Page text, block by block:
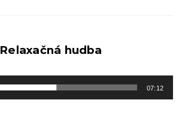
Relaxačná hudba
07:12